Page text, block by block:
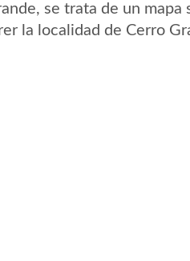
se trata de un
la localidad de Cerro